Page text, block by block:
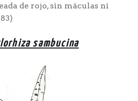
de rojo, sin máculas ni
sambucina